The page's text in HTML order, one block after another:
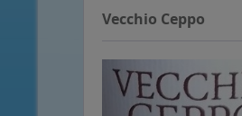
Vecchio Ceppo